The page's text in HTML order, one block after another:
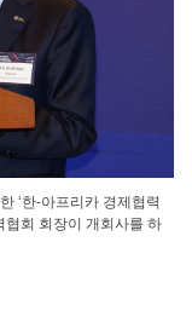
‘한-아프리카 경제협력
협회 회장이 개회사를 하